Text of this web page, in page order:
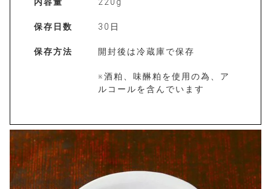
保存日数 30日
保存方法 開封後は冷蔵庫で保存
※酒粕、味醂粕を使用の為、ア
ルコールを含んでいます